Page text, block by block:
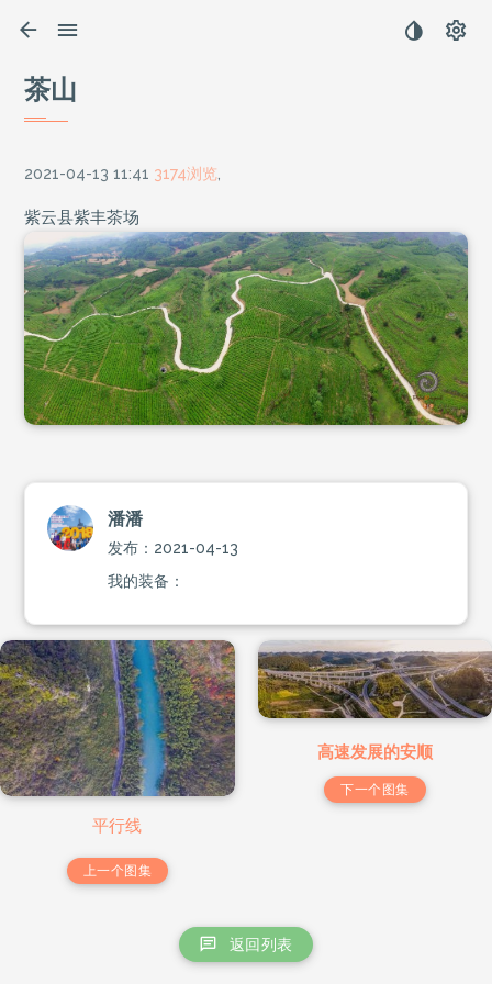
茶山
2021-04-13 11:41 3174浏览
紫云县紫丰茶场
潘潘
发布：2021-04-13
我的装备：
平行线
上一个图集
高速发展的安顺
下一个图集
返回列表